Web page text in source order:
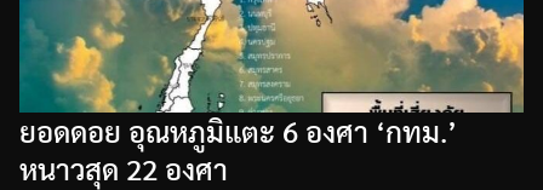
ยอดดอย อุณหภูมิแตะ 6 องศา ‘กทม.’
หนาวสุด 22 องศา